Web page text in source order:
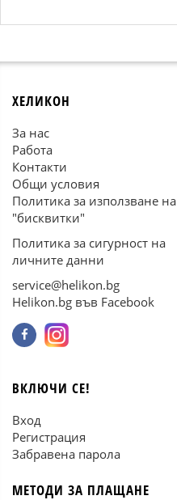
ХЕЛИКОН
За нас
Работа
Контакти
Общи условия
Политика за използване на
"бисквитки"
Политика за сигурност на
личните данни
service@helikon.bg
Helikon.bg във Facebook
ВКЛЮЧИ СЕ!
Вход
Регистрация
Забравена парола
МЕТОДИ ЗА ПЛАЩАНЕ